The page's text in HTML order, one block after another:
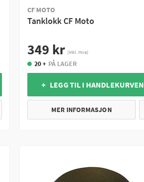
CF MOTO
Tanklokk CF Moto
349 kr (inkl. mva)
20 + PÅ LAGER
+ LEGG TIL I HANDLEKURVEN
MER INFORMASJON